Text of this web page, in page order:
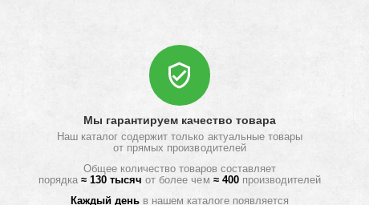
Мы гарантируем качество товара
Наш каталог содержит только актуальные товары
от прямых производителей
Общее количество товаров составляет
порядка≈ 130 тысяч от более чем ≈ 400 производителей
Каждый деньв нашем каталоге появляется